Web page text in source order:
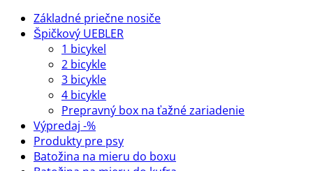
Základné priečne nosiče
Špičkový UEBLER
1 bicykel
2 bicykle
3 bicykle
4 bicykle
Prepravný box na ťažné zariadenie
Výpredaj -%
Produkty pre psy
Batožina na mieru do boxu